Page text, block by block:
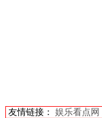
友情链接： 娱乐看点网